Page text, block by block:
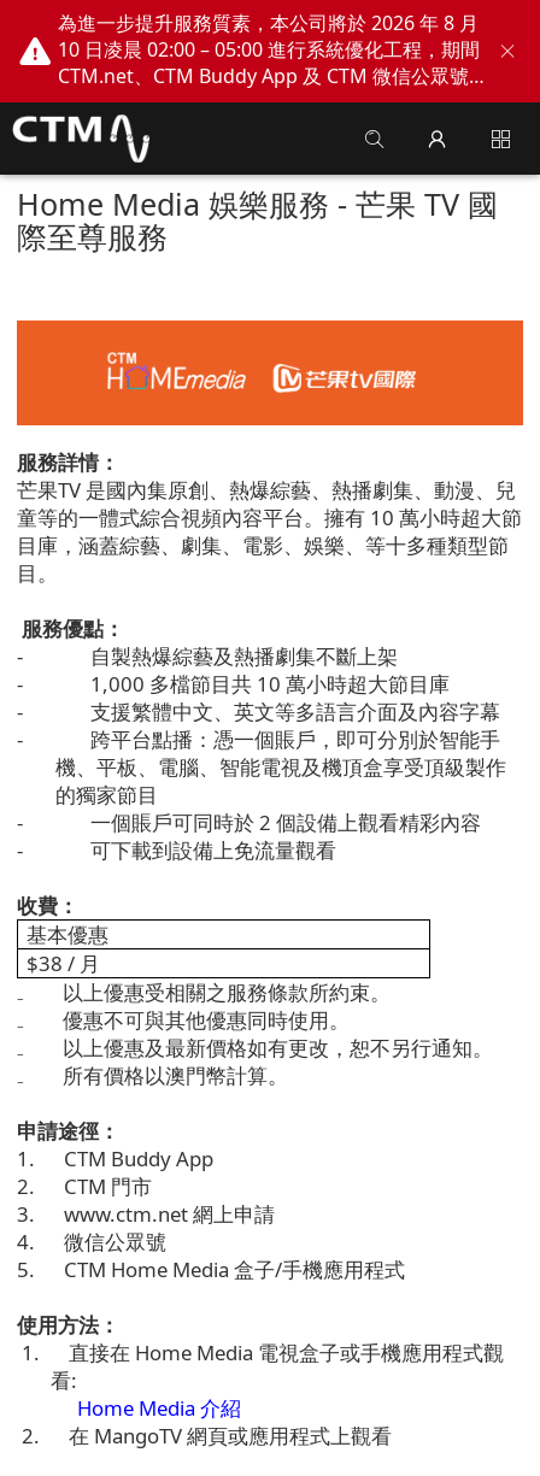
為進一步提升服務質素，本公司將於 2026 年 8 月
10 日凌晨 02:00 – 05:00 進行系統優化工程，期間
CTM.net、CTM Buddy App 及 CTM 微信公眾號
網上服務將會暫停。不便之處，敬請見諒！
Home Media 娛樂服務 - 芒果 TV 國
際至尊服務
服務詳情：
芒果TV 是國內集原創、熱爆綜藝、熱播劇集、動漫、兒
童等的一體式綜合視頻內容平台。擁有 10 萬小時超大節
目庫，涵蓋綜藝、劇集、電影、娛樂、等十多種類型節
目。
服務優點：
-
自製熱爆綜藝及熱播劇集不斷上架
-
1,000 多檔節目共 10 萬小時超大節目庫
-
支援繁體中文、英文等多語言介面及內容字幕
-
跨平台點播：憑一個賬戶，即可分別於智能手
機、平板、電腦、智能電視及機頂盒享受頂級製作
的獨家節目
-
一個賬戶可同時於2 個設備上觀看精彩內容
-
可下載到設備上免流量觀看
收費：
基本優惠
$38 / 月
₋
以上優惠受相關之服務條款所約束。
₋
優惠不可與其他優惠同時使用。
₋
以上優惠及最新價格如有更改，恕不另行通知。
₋
所有價格以澳門幣計算。
申請途徑：
1.
CTM Buddy App
2.
CTM 門市
3.
www.ctm.net網上申請
4.
微信公眾號
5.
CTM Home Media 盒子/手機應用程式
使用方法：
1.
直接在 Home Media 電視盒子或手機應用程式觀
看:
Home Media 介紹
2.
在 MangoTV網頁或應用程式上觀看